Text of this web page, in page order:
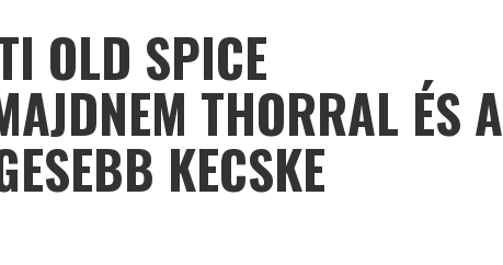
OLD SPICE
THORRAL ÉS A
KECSKE